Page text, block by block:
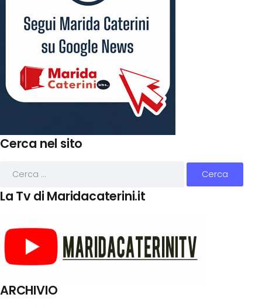
Cerca nel sito
La Tv di Maridacaterini.it
ARCHIVIO